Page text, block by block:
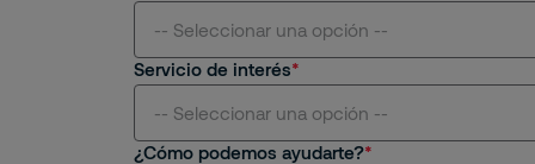
-- Seleccionar una opción --
Centros Comerciales y Retail
Servicio de interés
-- Seleccionar una opción --
¿Cómo podemos ayudarte?